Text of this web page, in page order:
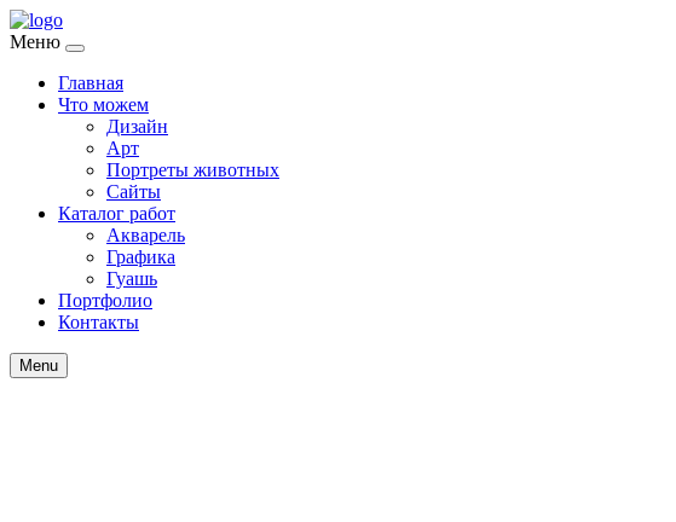
Меню
Главная
Что можем
Дизайн
Арт
Портреты животных
Сайты
Каталог работ
Акварель
Графика
Гуашь
Портфолио
Контакты
Menu